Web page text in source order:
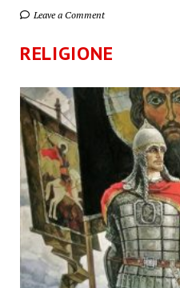
Leave a Comment
RELIGIONE